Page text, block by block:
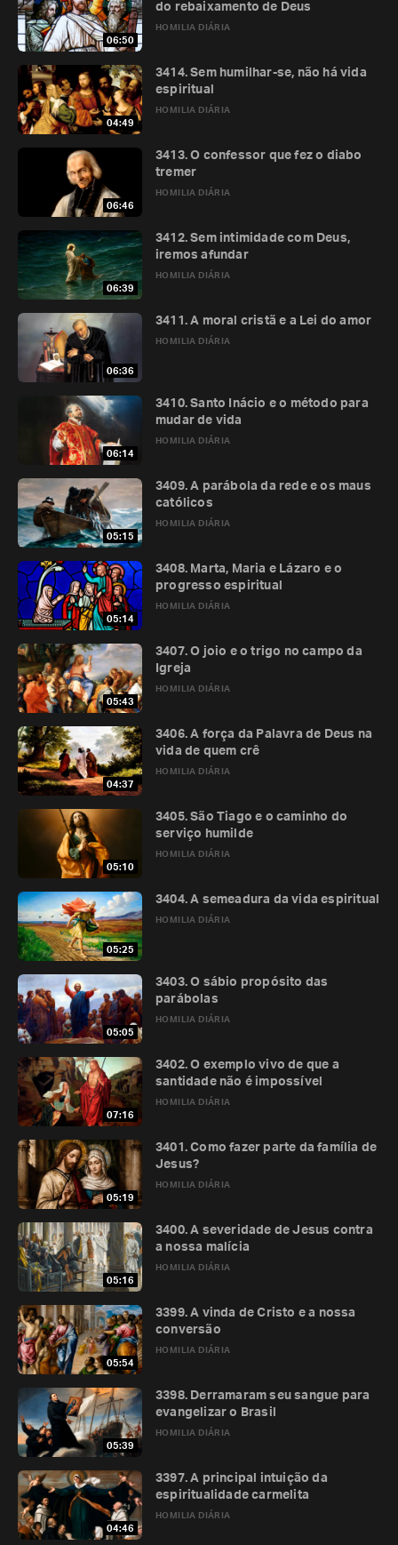
06:50
HOMILIA DIÁRIA
do rebaixamento de Deus
04:49
HOMILIA DIÁRIA
3414. Sem humilhar-se, não há vida
espiritual
06:46
HOMILIA DIÁRIA
3413. O confessor que fez o diabo
tremer
06:39
HOMILIA DIÁRIA
3412. Sem intimidade com Deus,
iremos afundar
06:36
HOMILIA DIÁRIA
3411. A moral cristã e a Lei do amor
06:14
HOMILIA DIÁRIA
3410. Santo Inácio e o método para
mudar de vida
05:15
HOMILIA DIÁRIA
3409. A parábola da rede e os maus
católicos
05:14
HOMILIA DIÁRIA
3408. Marta, Maria e Lázaro e o
progresso espiritual
05:43
HOMILIA DIÁRIA
3407. O joio e o trigo no campo da
Igreja
04:37
HOMILIA DIÁRIA
3406. A força da Palavra de Deus na
vida de quem crê
05:10
HOMILIA DIÁRIA
3405. São Tiago e o caminho do
serviço humilde
05:25
HOMILIA DIÁRIA
3404. A semeadura da vida espiritual
05:05
HOMILIA DIÁRIA
3403. O sábio propósito das
parábolas
07:16
HOMILIA DIÁRIA
3402. O exemplo vivo de que a
santidade não é impossível
05:19
HOMILIA DIÁRIA
3401. Como fazer parte da família de
Jesus?
05:16
HOMILIA DIÁRIA
3400. A severidade de Jesus contra
a nossa malícia
05:54
HOMILIA DIÁRIA
3399. A vinda de Cristo e a nossa
conversão
05:39
HOMILIA DIÁRIA
3398. Derramaram seu sangue para
evangelizar o Brasil
04:46
HOMILIA DIÁRIA
3397. A principal intuição da
espiritualidade carmelita